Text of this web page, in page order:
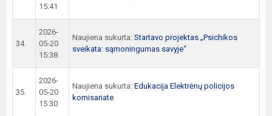
15:41
34.
2026-
05-20
15:38
Naujiena sukurta: Startavo projektas „Psichikos
sveikata: sąmoningumas savyje“
35.
2026-
05-20
15:30
Naujiena sukurta: Edukacija Elektrėnų policijos
komisariate